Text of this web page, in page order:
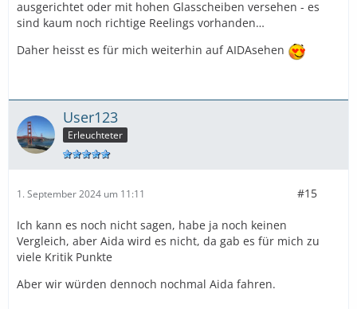
ausgerichtet oder mit hohen Glasscheiben versehen - es
sind kaum noch richtige Reelings vorhanden…
Daher heisst es für mich weiterhin auf AIDAsehen
User123
Erleuchteter
1. September 2024 um 11:11 #15
Ich kann es noch nicht sagen, habe ja noch keinen
Vergleich, aber Aida wird es nicht, da gab es für mich zu
viele Kritik Punkte
Aber wir würden dennoch nochmal Aida fahren.